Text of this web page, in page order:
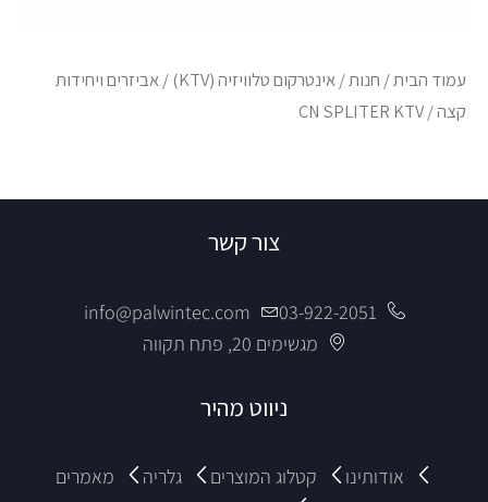
עמוד הבית/ חנות/אינטרקום טלוויזיה (KTV) /אביזרים ויחידות
קצה/ CN SPLITER KTV
צור קשר
03-922-2051
info@palwintec.com
מגשימים 20, פתח תקווה
ניווט מהיר
אודותינו קטלוג המוצרים גלריה
מאמרים